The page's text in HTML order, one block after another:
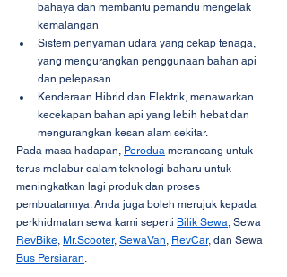
bahaya dan membantu pemandu mengelak
kemalangan
Sistem penyaman udara yang cekap tenaga,
yang mengurangkan penggunaan bahan api
dan pelepasan
Kenderaan Hibrid dan Elektrik, menawarkan
kecekapan bahan api yang lebih hebat dan
mengurangkan kesan alam sekitar.
Pada masa hadapan, Perodua merancang untuk
terus melabur dalam teknologi baharu untuk
meningkatkan lagi produk dan proses
pembuatannya. Anda juga boleh merujuk kepada
perkhidmatan sewa kami seperti Bilik Sewa, Sewa
RevBike, Mr.Scooter, SewaVan, RevCar, dan Sewa
Bus Persiaran.